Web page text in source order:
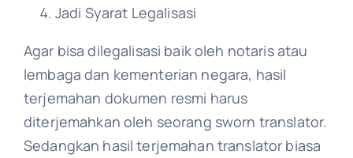
Jadi Syarat Legalisasi
Agar bisa dilegalisasi baik oleh notaris atau
lembaga dan kementerian negara, hasil
terjemahan dokumen resmi harus
diterjemahkan oleh seorang sworn translator.
Sedangkan hasil terjemahan translator biasa